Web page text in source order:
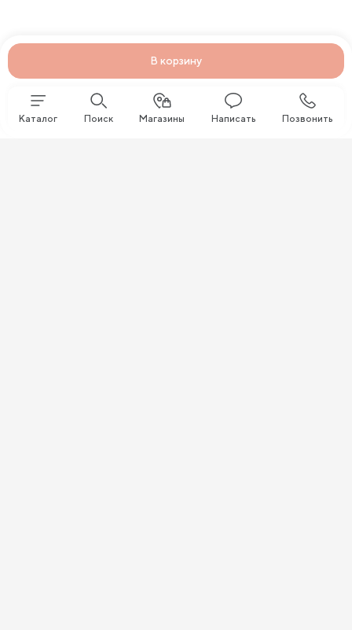
В корзину
Каталог Поиск Магазины Написать Позвонить